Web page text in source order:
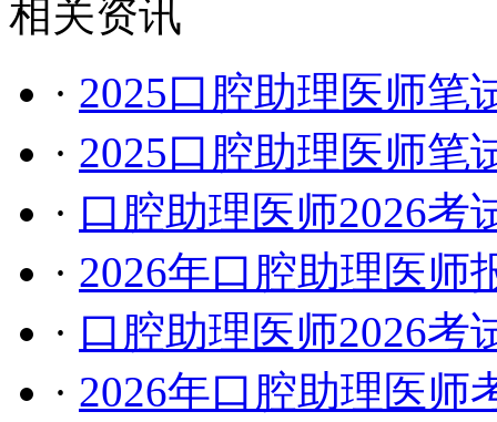
相关资讯
· 2025口腔助理医师笔
· 2025口腔助理医师笔
· 口腔助理医师2026考
· 2026年口腔助理医师
· 口腔助理医师2026考
· 2026年口腔助理医师